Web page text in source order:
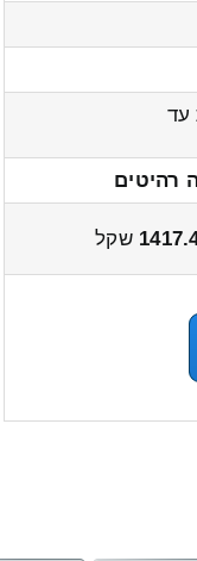
עד
רהיטים
שקל